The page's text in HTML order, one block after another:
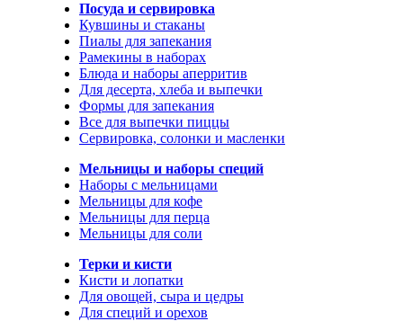
Посуда и сервировка
Кувшины и стаканы
Пиалы для запекания
Рамекины в наборах
Блюда и наборы аперритив
Для десерта, хлеба и выпечки
Формы для запекания
Все для выпечки пиццы
Сервировка, солонки и масленки
Мельницы и наборы специй
Наборы с мельницами
Мельницы для кофе
Мельницы для перца
Мельницы для соли
Терки и кисти
Кисти и лопатки
Для овощей, сыра и цедры
Для специй и орехов